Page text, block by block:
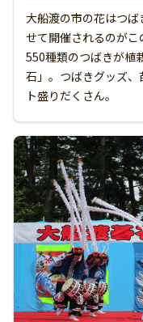
大船渡の市の花はつ
せて開催されるのが
550種類のつばきが植
石」。つばきグッズ
ト盛りだくさん。